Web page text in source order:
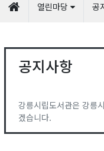
열린마당 공
공지사항
강릉시립도서관은 강릉
겠습니다.